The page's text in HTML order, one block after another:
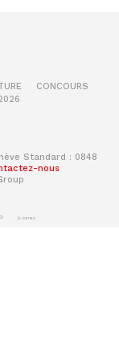
CONCOURS
Standard : 0848
nous